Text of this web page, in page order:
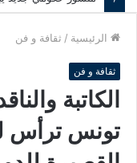
الرئيسية / ثقافة و فن
ثقافة و فن
الكاتبة
تونس ترأس